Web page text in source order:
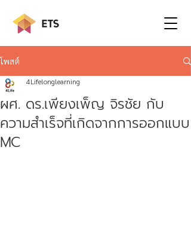
โพสต์
ผศ. ดร.เพียงเพ็ญ จิรชัย กับ
ความสำเร็จที่เกิดจากการออกแบบ
MC
4Lifelonglearning